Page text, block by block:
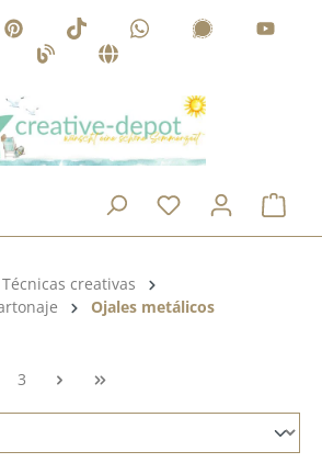
productos:
Técnicas creativas
Ojales metálicos
Página
3